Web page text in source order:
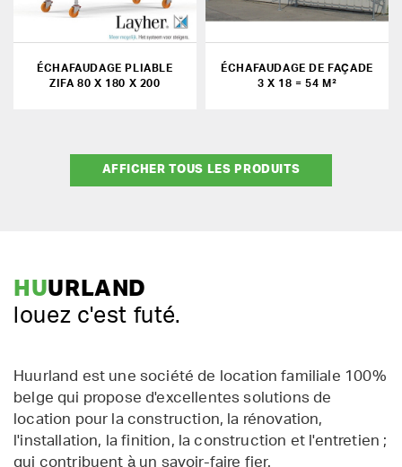
ÉCHAFAUDAGE PLIABLE
ZIFA 80 X 180 X 200
ÉCHAFAUDAGE DE FAÇADE
3 X 18 = 54 M²
AFFICHER TOUS LES PRODUITS
HUURLAND
louez c'est futé.
Huurland est une société de location familiale 100%
belge qui propose d'excellentes solutions de
location pour la construction, la rénovation,
l'installation, la finition, la construction et l'entretien ;
qui contribuent à un savoir-faire fier.